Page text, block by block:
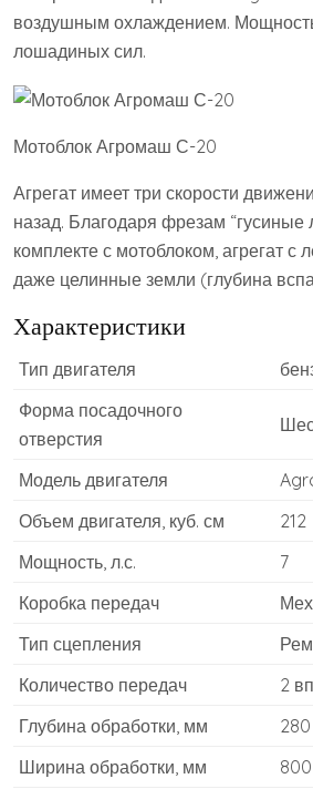
воздушным охлаждением.
лошадиных сил.
Мотоблок Агромаш С-20
Агрегат имеет три скорости
назад. Благодаря фрезам “гусиные
комплекте с мотоблоком, агрегат с
даже целинные земли (глубина
Характеристики
Тип двигателя
Форма посадочного
отверстия
Модель двигателя
Объем двигателя, куб. см
212
Мощность, л.с.
7
Коробка передач
Тип сцепления
Количество передач
2
Глубина обработки, мм
280
Ширина обработки, мм
800